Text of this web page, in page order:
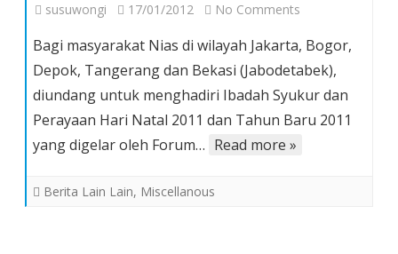
susuwongi 17/01/2012 No Comments
Perayaan
Natal
FKNO
Se-
Bagi masyarakat Nias di wilayah Jakarta, Bogor,
Depok, Tangerang dan Bekasi (Jabodetabek),
diundang untuk menghadiri Ibadah Syukur dan
Perayaan Hari Natal 2011 dan Tahun Baru 2011
yang digelar oleh Forum… Read more »
Berita Lain Lain, Miscellanous